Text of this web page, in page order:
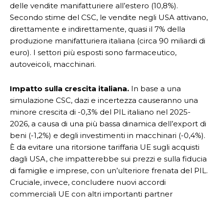
delle vendite manifatturiere all’estero (10,8%).
Secondo stime del CSC, le vendite negli USA attivano,
direttamente e indirettamente, quasi il 7% della
produzione manifatturiera italiana (circa 90 miliardi di
euro). I settori più esposti sono farmaceutico,
autoveicoli, macchinari.
Impatto sulla crescita italiana. In base a una
simulazione CSC, dazi e incertezza causeranno una
minore crescita di -0,3% del PIL italiano nel 2025-
2026, a causa di una più bassa dinamica dell’export di
beni (-1,2%) e degli investimenti in macchinari (-0,4%).
È da evitare una ritorsione tariffaria UE sugli acquisti
dagli USA, che impatterebbe sui prezzi e sulla fiducia
di famiglie e imprese, con un’ulteriore frenata del PIL.
Cruciale, invece, concludere nuovi accordi
commerciali UE con altri importanti partner